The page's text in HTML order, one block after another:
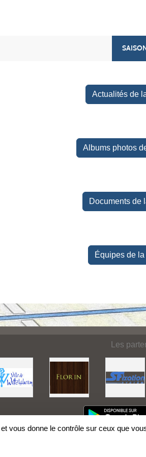
Actualités de
Albums photos
Documents de
Équipes de
Les
vous donne le contrôle sur ceux que